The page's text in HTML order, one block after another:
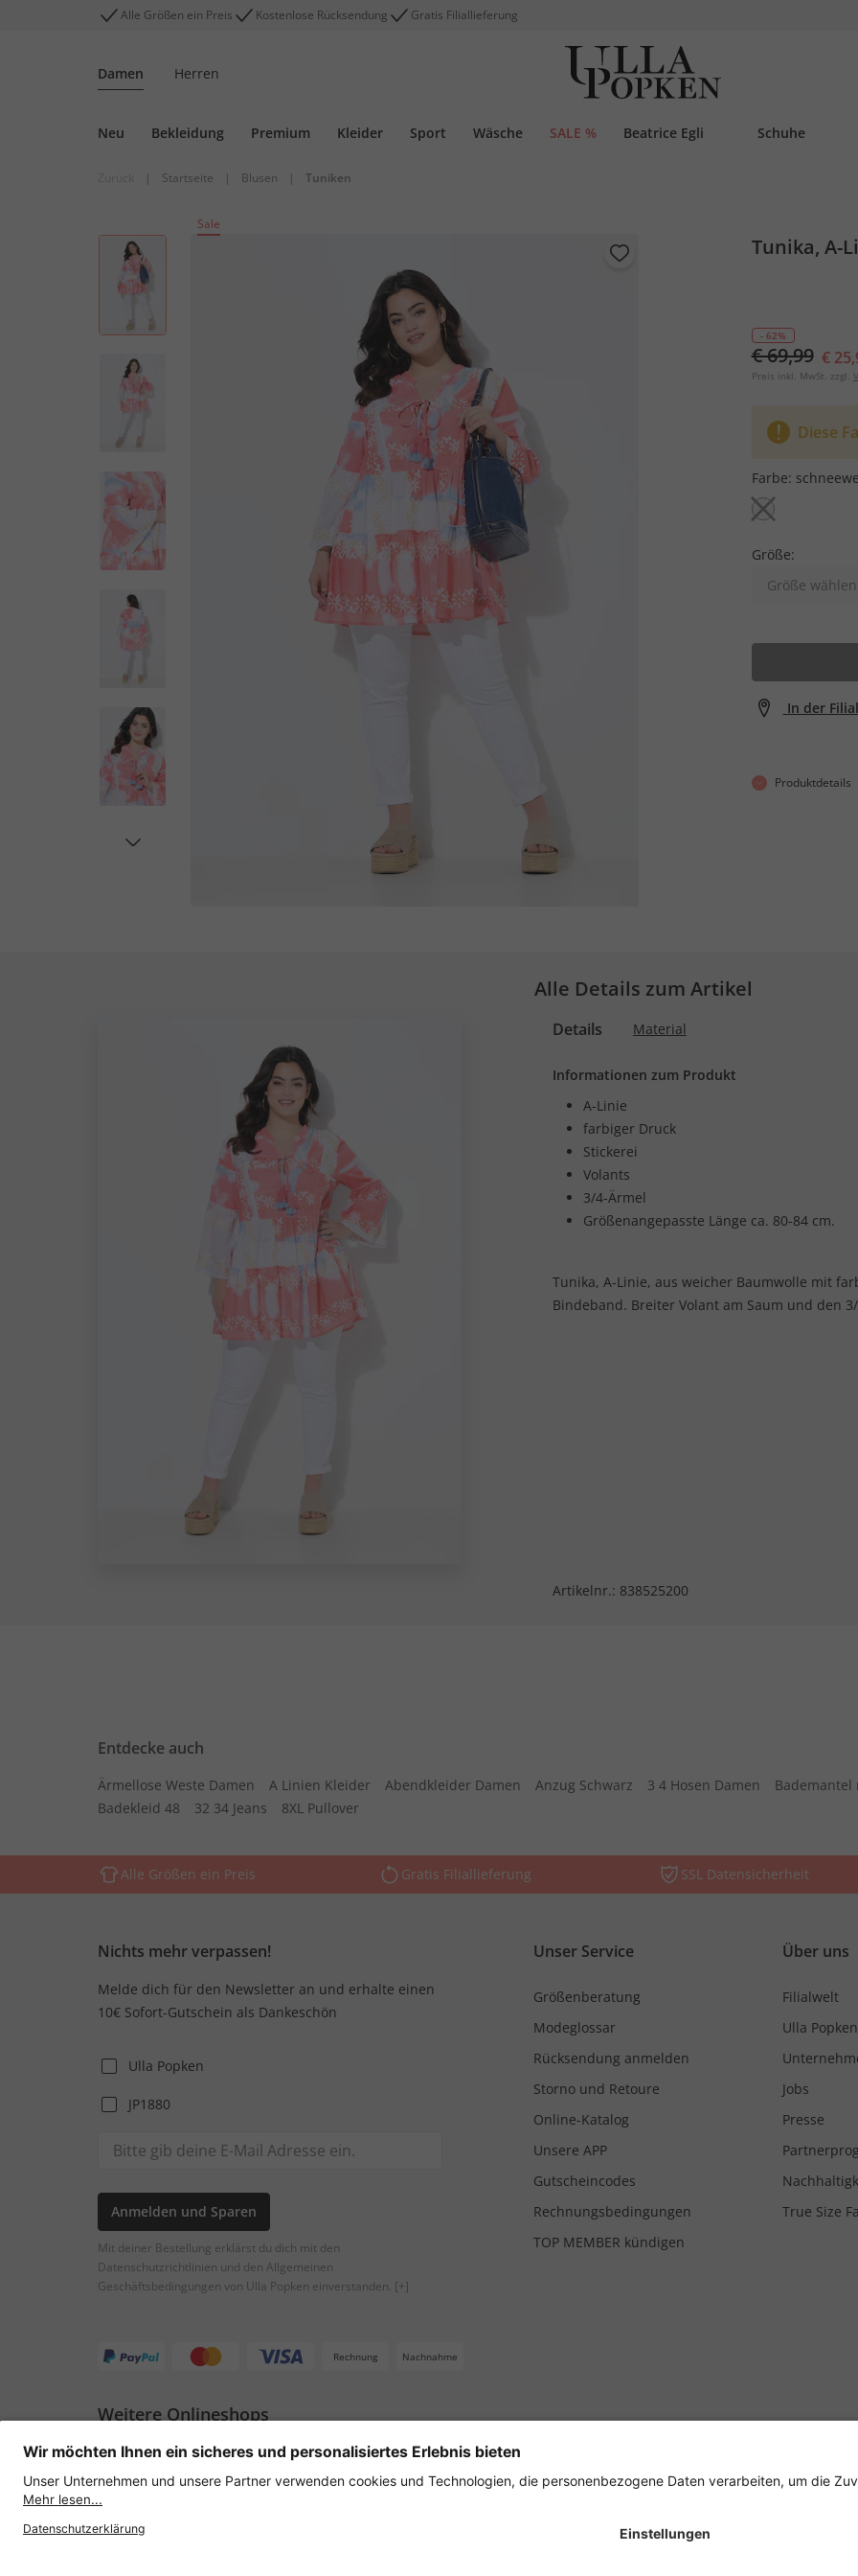
Alle Größen ein Preis Kostenlose Rücksendung Gratis Filiallieferung
Damen Herren
Neu Bekleidung Premium Kleider Sport Wäsche SALE % Beatrice Egli Schuhe
| Startseite | Blusen | Tuniken
Sale
Tunika, A-
- 62%
€ 69,99 €
Preis inkl. MwSt. zzgl.
Diese
Farbe:
Größe:
Größe wählen
In der
Produktdetails
Alle Details zum Artikel
Details Material
Informationen zum Produkt
A-Linie
farbiger Druck
Stickerei
Volants
3/4-Ärmel
Größenangepasste Länge ca. 80-84 cm.
Tunika, A-Linie, aus weicher Baumwolle mit
Bindeband. Breiter Volant am Saum und den
Artikelnr.: 838525200
Entdecke auch
Ärmellose Weste Damen A Linien Kleider Abendkleider Damen Anzug Schwarz 3 4 Hosen Damen Bademantel
Badekleid 48
32 34 Jeans 8XL Pullover
Alle Größen ein Preis Gratis Filiallieferung SSL Datensicherheit
Nichts mehr verpassen!
Melde dich für den Newsletter an und erhalte einen
10€ Sofort-Gutschein als Dankeschön
Ulla Popken
JP1880
Anmelden und Sparen
Mit deiner Bestellung erklärst du dich mit den
Datenschutzrichtlinien und den Allgemeinen
Geschäftsbedingungen von Ulla Popken einverstanden. [+]
Unser Service
Größenberatung
Modeglossar
Rücksendung anmelden
Storno und Retoure
Online-Katalog
Unsere APP
Gutscheincodes
Rechnungsbedingungen
TOP MEMBER kündigen
Über uns
Filialwelt
Ulla
Jobs
Presse
True Size
Rechnung Nachnahme
Weitere Onlineshops
Österreich